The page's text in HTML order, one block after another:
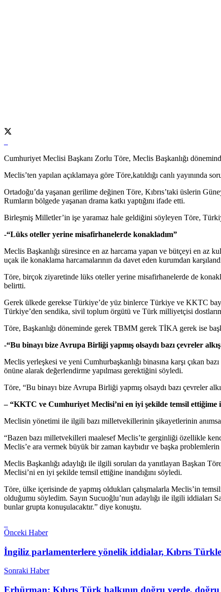
Cumhuriyet Meclisi Başkanı Zorlu Töre, Meclis Başkanlığı
Meclis’ten yapılan açıklamaya göre Töre,katıldığı canlı yayınında
Ortadoğu’da yaşanan gerilime değinen Töre, Kıbrıs’taki üslerin
Rumların bölgede yaşanan drama katkı yaptığını ifade etti.
Birleşmiş Milletler’in işe yaramaz hale geldiğini söyleyen Töre,
-“Lüks oteller yerine misafirhanelerde konakladım”
Meclis Başkanlığı süresince en az harcama yapan ve bütçeyi en az
uçak ile konaklama harcamalarının da davet eden kurumdan
Töre, birçok ziyaretinde lüks oteller yerine misafirhanelerde de
belirtti.
Gerek ülkede gerekse Türkiye’de yüz binlerce Türkiye ve KKTC
Türkiye’den sendika, sivil toplum örgütü ve Türk milliyetçisi
Töre, Başkanlığı döneminde gerek TBMM gerek TİKA gerek ise
-“Bu binayı bize Avrupa Birliği yapmış olsaydı bazı çevreler
Meclis yerleşkesi ve yeni Cumhurbaşkanlığı binasına karşı çıkan
önüne alarak değerlendirme yapılması gerektiğini söyledi.
Töre, “Bu binayı bize Avrupa Birliği yapmış olsaydı bazı çevreler
– “KKTC ve Cumhuriyet Meclisi’ni en iyi şekilde temsil ettiğime
Meclisin yönetimi ile ilgili bazı milletvekillerinin şikayetlerinin
“Bazen bazı milletvekilleri maalesef Meclis’te gerginliği özellikle
Meclis’e ara vermek büyük bir zaman kaybıdır ve başka
Meclis Başkanlığı adaylığı ile ilgili soruları da yanıtlayan Başkan
Meclisi’ni en iyi şekilde temsil ettiğine inandığını söyledi.
Töre, ülke içerisinde de yapmış oldukları çalışmalarla Meclis’in
olduğumu söyledim. Sayın Sucuoğlu’nun adaylığı ile ilgili iddiaları
bunlar grupta konuşulacaktır.” diye konuştu.
Önceki Haber
İngiliz parlamenterlere yönelik iddialar, Kıbrıs
Sonraki Haber
Erhürman: Kıbrıs Türk halkının doğru yerde,